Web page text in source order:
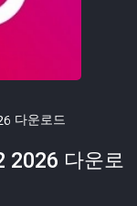
2026 다운로